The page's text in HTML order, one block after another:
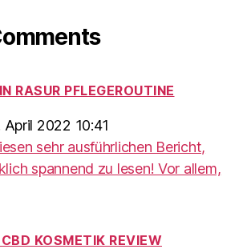
RASUR PFLEGEROUTINE
April 2022 10:41
sehr ausführlichen Bericht,
spannend zu lesen! Vor allem,
KOSMETIK REVIEW